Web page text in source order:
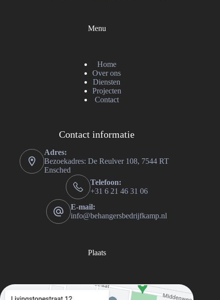
Menu
Home
Over ons
Diensten
Projecten
Contact
Contact informatie
Adres:
Bezoekadres: De Reulver 108, 7544 RT
Ensched
Telefoon:
+31 6 21 46 31 06
E-mail:
info@behangersbedrijfkamp.nl
Plaats